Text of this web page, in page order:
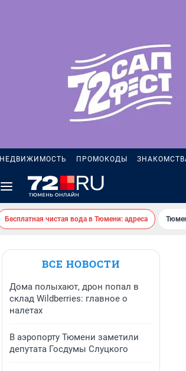
НЕДВИЖИМОСТЬ ПРОМОКОДЫ
Бесплатная чистая вода в Тюмени: адреса
ВСЕ НОВОСТИ
Дома полыхают, дрон попал в
склад Wildberries: главное о
налетах
В аэропорту Тюмени заметили
депутата Госдумы Слуцкого